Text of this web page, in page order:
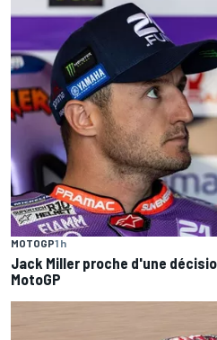
MOTOGP1 h
Jack Miller proche d'une
MotoGP